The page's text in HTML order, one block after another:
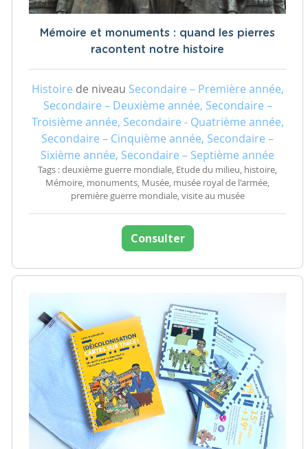
Mémoire et monuments : quand les pierres
racontent notre histoire
Histoire de niveau Secondaire – Première année,
Secondaire – Deuxième année, Secondaire –
Troisième année, Secondaire - Quatrième année,
Secondaire – Cinquième année, Secondaire –
Sixième année, Secondaire – Septième année
Tags : deuxième guerre mondiale, Etude du milieu, histoire,
Mémoire, monuments, Musée, musée royal de l'armée,
première guerre mondiale, visite au musée
Consulter